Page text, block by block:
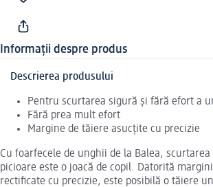
Informații despre produs
Descrierea produsului
Pentru scurtarea sigură și fără efort a
Fără prea mult efort
Margine de tăiere asucțite cu precizie
Cu foarfecele de unghii de la Balea,
picioare este o joacă de copil. Datorită
rectificate cu precizie, este posibilă o tăiere